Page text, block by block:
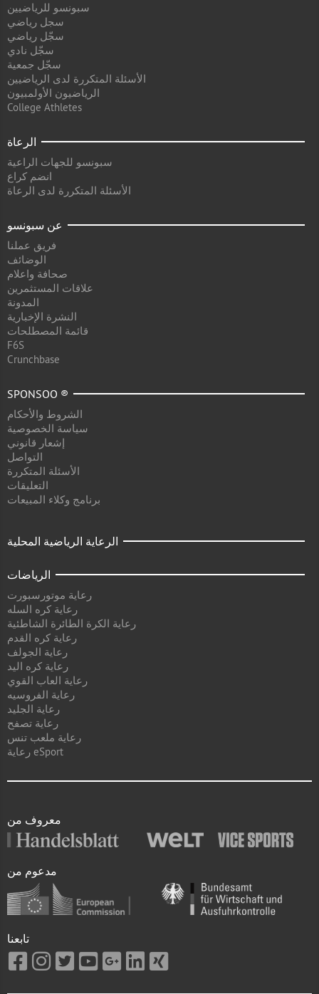
سبونسو للرياضيين
سجل رياضي
سجّل رياضي
سجّل نادي
سجّل جمعية
الأسئلة المتكررة لدى الرياضيين
الرياضيون الأولمبيون
College Athletes
الرعاة
سبونسو للجهات الراعية
انضم كراع
الأسئلة المتكررة لدى الرعاة
عن سبونسو
فريق عملنا
الوضائف
صحافة واعلام
علاقات المستثمرين
المدونة
النشرة الإخبارية
قائمة المصطلحات
F6S
Crunchbase
SPONSOO ®
الشروط والأحكام
سياسة الخصوصية
إشعار قانوني
التواصل
الأسئلة المتكررة
التعليقات
برنامج وكلاء المبيعات
الرعاية الرياضية المحلية
الرياضات
رعاية موتورسبورت
رعاية كره السله
رعاية الكرة الطائرة الشاطئية
رعاية كره القدم
رعاية الجولف
رعاية كره اليد
رعاية العاب القوي
رعاية الفروسيه
رعاية الجليد
رعاية تصفح
رعاية ملعب تنس
رعاية eSport
معروف من
مدعوم من
تابعنا